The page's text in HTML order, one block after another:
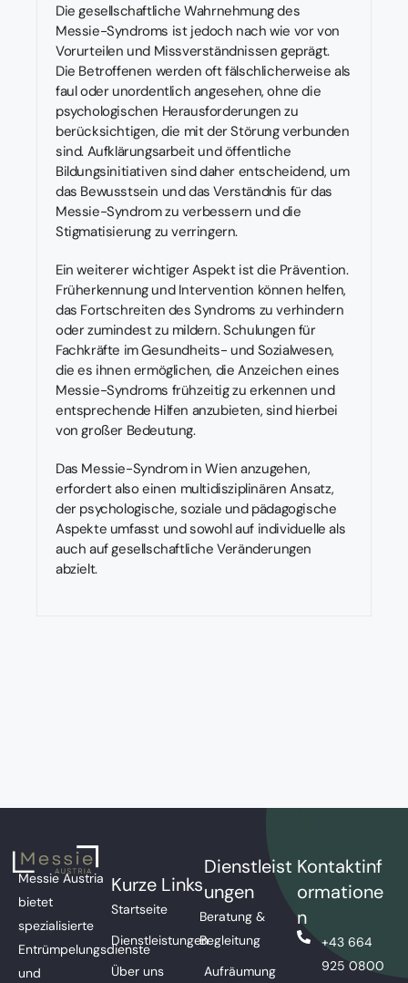
Die gesellschaftliche Wahrnehmung des
Messie-Syndroms ist jedoch nach wie vor von
Vorurteilen und Missverständnissen geprägt.
Die Betroffenen werden oft fälschlicherweise als
faul oder unordentlich angesehen, ohne die
psychologischen Herausforderungen zu
berücksichtigen, die mit der Störung verbunden
sind. Aufklärungsarbeit und öffentliche
Bildungsinitiativen sind daher entscheidend, um
das Bewusstsein und das Verständnis für das
Messie-Syndrom zu verbessern und die
Stigmatisierung zu verringern.
Ein weiterer wichtiger Aspekt ist die Prävention.
Früherkennung und Intervention können helfen,
das Fortschreiten des Syndroms zu verhindern
oder zumindest zu mildern. Schulungen für
Fachkräfte im Gesundheits- und Sozialwesen,
die es ihnen ermöglichen, die Anzeichen eines
Messie-Syndroms frühzeitig zu erkennen und
entsprechende Hilfen anzubieten, sind hierbei
von großer Bedeutung.
Das Messie-Syndrom in Wien anzugehen,
erfordert also einen multidisziplinären Ansatz,
der psychologische, soziale und pädagogische
Aspekte umfasst und sowohl auf individuelle als
auch auf gesellschaftliche Veränderungen
abzielt.
Messie Austria
bietet
spezialisierte
Entrümpelungsdienste
und
Kurze Links
Startseite
Dienstleistungen
Über uns
Dienstleist
ungen
Beratung &
Begleitung
Aufräumung
Kontaktinf
ormatione
n
+43 664
925 0800